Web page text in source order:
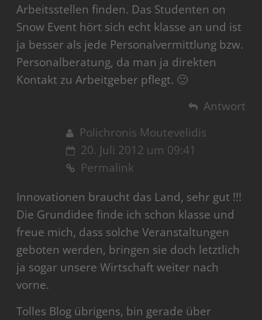
Arbeitsstellen finden. Das Studenten on
Snow Event hört sich echt klasse an und ist
ja besser als jede Personalvermittlung bzw.
Personalberatung, da man ja direkten
Kontakt zu Arbeitgeber pflegt. 🙂
Antwort
Polichronis Moutevelidis
20. Juli 2012 um 09:41
Permalink
Innovationen braucht das Land, sehr gut !!!
Die Grundidee finde ich schon klasse und
freue mich, dass solche Veranstaltungen
geboten werden, bringen sie doch letztlich
ja sogar unsere Wirtschaft weiter nach
vorne.
Tolles Blog übrigens, bin gerade über